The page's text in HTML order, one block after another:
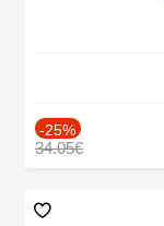
-25%
34.05€